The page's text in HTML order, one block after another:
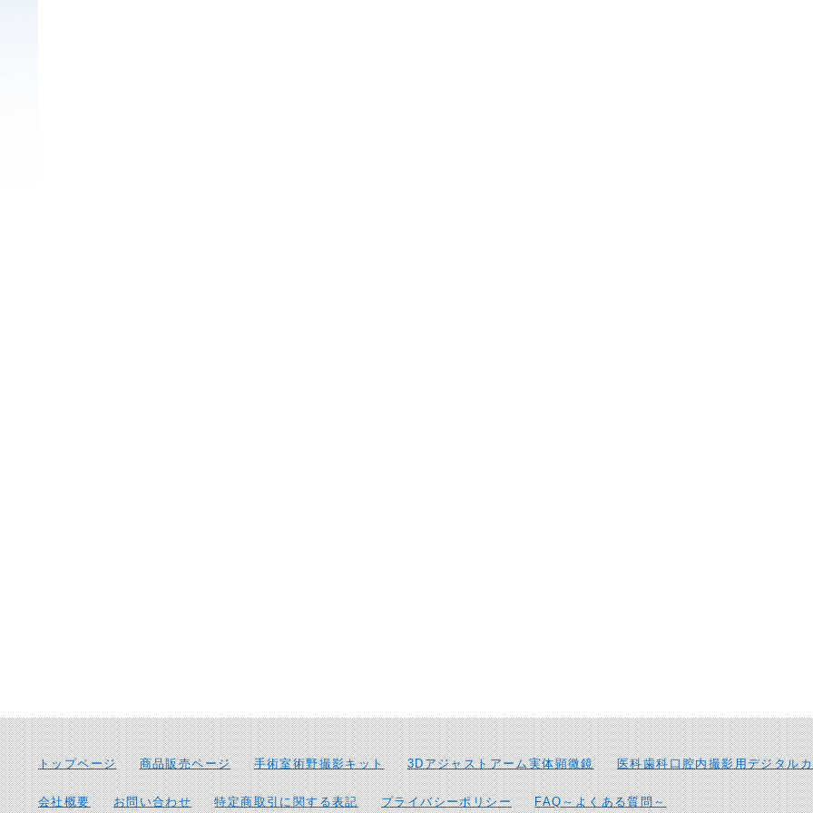
トップページ 商品販売ページ 手術室術野撮影キット 3Dアジャストアーム実体顕微鏡 医科歯科口腔内撮影用デジタル
会社概要 お問い合わせ 特定商取引に関する表記 プライバシーポリシー FAQ～よくある質問～